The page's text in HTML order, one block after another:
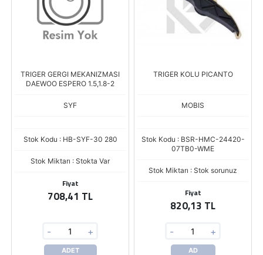
TRIGER GERGI MEKANIZMASI
DAEWOO ESPERO 1.5,1.8-2
SYF
Stok Kodu : HB-SYF-30 280
Stok Miktarı : Stokta Var
Fiyat
708,41 TL
- +
ADET
TRIGER KOLU PICANTO
MOBIS
Stok Kodu : BSR-HMC-24420-
07TB0-WME
Stok Miktarı : Stok sorunuz
Fiyat
820,13 TL
- +
AD